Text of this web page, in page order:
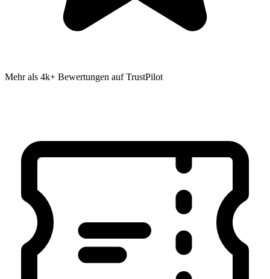
Mehr als 4k+ Bewertungen auf TrustPilot